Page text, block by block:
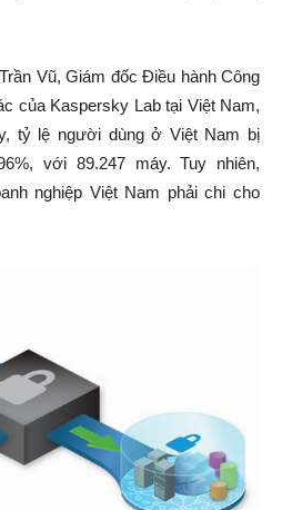
Vũ, Giám đốc Điều hành Công
của Kaspersky Lab tại Việt Nam,
tỷ lệ người dùng ở Việt Nam bị
với 89.247 máy. Tuy nhiên,
nghiệp Việt Nam phải chi cho